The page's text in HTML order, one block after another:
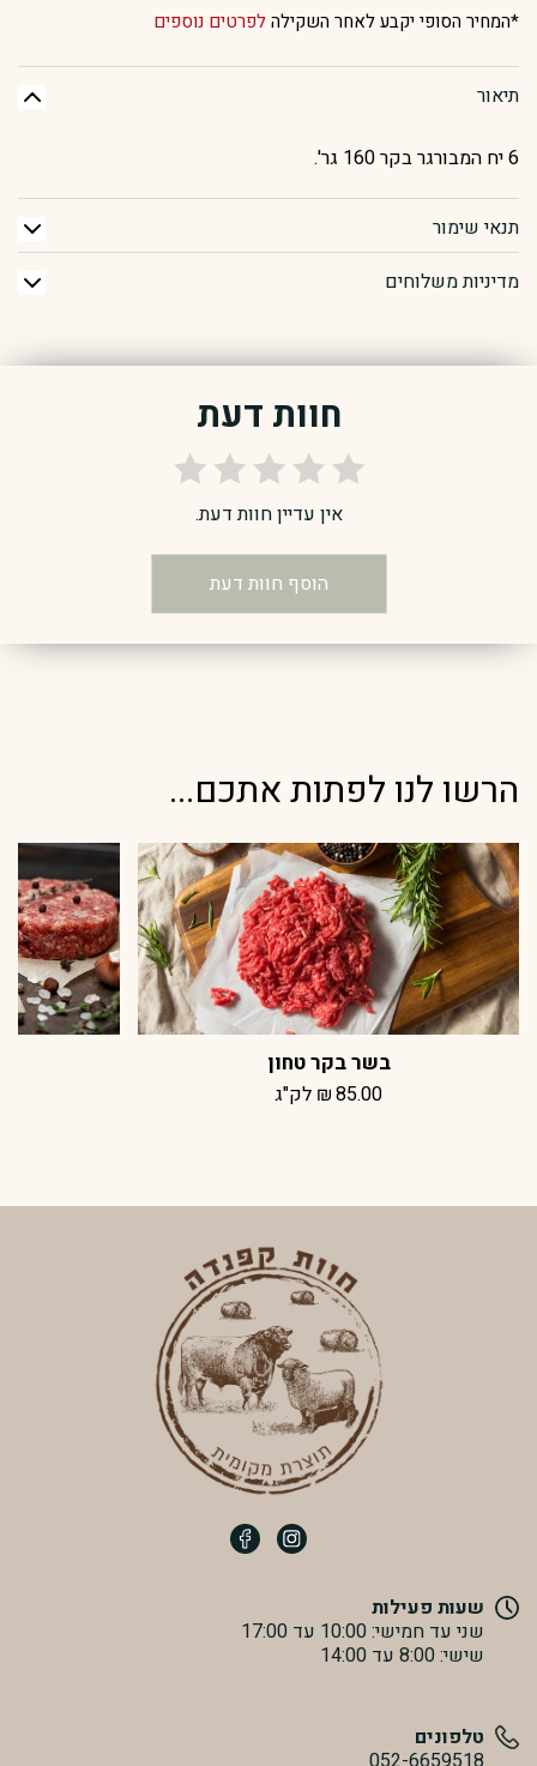
המבורגר
בקר
*המחיר הסופי יקבע לאחר השקילהלפרטים נוספים
תיאור
6 יח המבורגר בקר 160 גר'.
תנאי שימור
מדיניות משלוחים
חוות דעת
אין עדיין חוות דעת.
הוסף חוות דעת
הרשו לנו לפתות אתכם...
בשר בקר טחון
₪85.00 לק"ג
שעות פעילות
שני עד חמישי: 10:00 עד 17:00
שישי: 8:00 עד 14:00
טלפונים